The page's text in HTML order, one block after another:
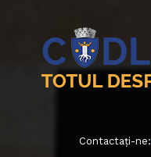
Contactați-ne: